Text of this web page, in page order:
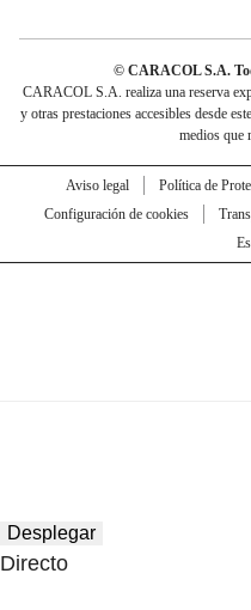
© CARACOL S.A.
CARACOL S.A. realiza una reserva
y otras prestaciones accesibles desde
medios que
Aviso legal Política de
Configuración de cookies
Desplegar
Directo